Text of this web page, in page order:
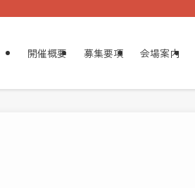
開催概要 募集要項 会場案内